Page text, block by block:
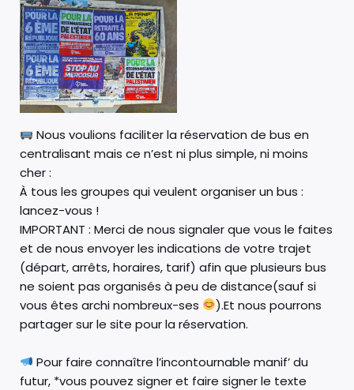
Nous voulions faciliter la réservation de bus en
centralisant mais ce n’est ni plus simple, ni moins
cher :
À tous les groupes qui veulent organiser un bus :
lancez-vous !
IMPORTANT : Merci de nous signaler que vous le faites
et de nous envoyer les indications de votre trajet
(départ, arrêts, horaires, tarif) afin que plusieurs bus
ne soient pas organisés à peu de distance(sauf si
vous êtes archi nombreux-ses
).Et nous pourrons
partager sur le site pour la réservation.
Pour faire connaître l’incontournable manif’ du
futur, *vous pouvez signer et faire signer le texte